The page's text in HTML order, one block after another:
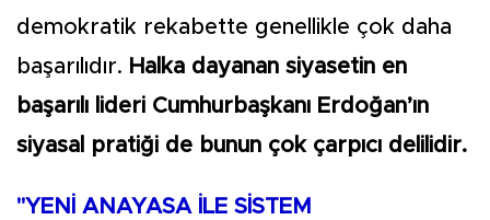
demokratik rekabette genellikle çok daha
başarılıdır. Halka dayanan siyasetin en
başarılı lideri Cumhurbaşkanı Erdoğan’ın
siyasal pratiği de bunun çok çarpıcı delilidir.
"YENİ ANAYASA İLE SİSTEM